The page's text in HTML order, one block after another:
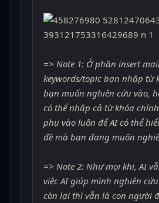
=> Note 1: Ở phần insert
keywords/topic bạn nhập từ
bạn muốn nghiên cứu vào,
có thể nhập cả từ khóa
phụ vào luôn để AI có thể
đề mà bạn đang muốn
=> Note 2: Như mọi khi, AI
việc AI giúp mình nghiên
còn lại thì vẫn là con người